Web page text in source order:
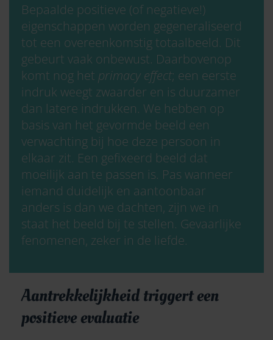
Bepaalde positieve (of negatieve!)
eigenschappen worden gegeneraliseerd
tot een overeenkomstig totaalbeeld. Dit
gebeurt vaak onbewust. Daarbovenop
komt nog het primacy effect; een eerste
indruk weegt zwaarder en is duurzamer
dan latere indrukken. We hebben op
basis van het gevormde beeld een
verwachting bij hoe deze persoon in
elkaar zit. Een gefixeerd beeld dat
moeilijk aan te passen is. Pas wanneer
iemand duidelijk en aantoonbaar
anders is dan we dachten, zijn we in
staat het beeld bij te stellen. Gevaarlijke
fenomenen, zeker in de liefde.
Aantrekkelijkheid triggert een
positieve evaluatie